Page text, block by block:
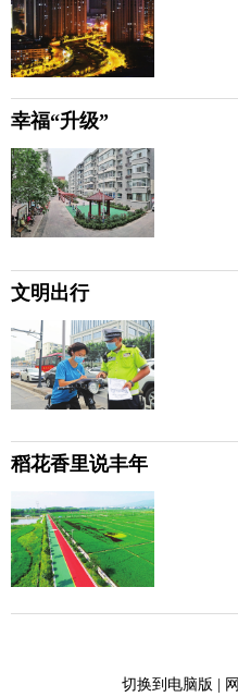
幸福“升级”
文明出行
稻花香里说丰年
切换到电脑版 |